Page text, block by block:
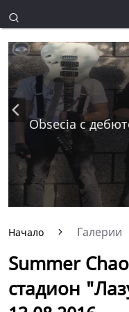
Obsecia с
Начало Галерии
Summer
стадион